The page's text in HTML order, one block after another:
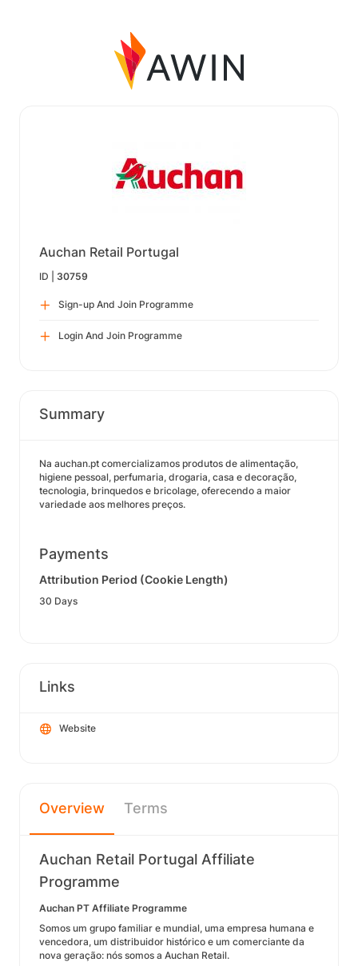
Auchan Retail Portugal
ID | 30759
Sign-up And Join Programme
Login And Join Programme
Summary
Na auchan.pt comercializamos produtos de alimentação,
higiene pessoal, perfumaria, drogaria, casa e decoração,
tecnologia, brinquedos e bricolage, oferecendo a maior
variedade aos melhores preços.
Payments
Attribution Period (Cookie Length)
30 Days
Links
Website
Overview Terms
Auchan Retail Portugal Affiliate
Programme
Auchan PT Affiliate Programme
Somos um grupo familiar e mundial, uma empresa humana e
vencedora, um distribuidor histórico e um comerciante da
nova geração: nós somos a Auchan Retail.